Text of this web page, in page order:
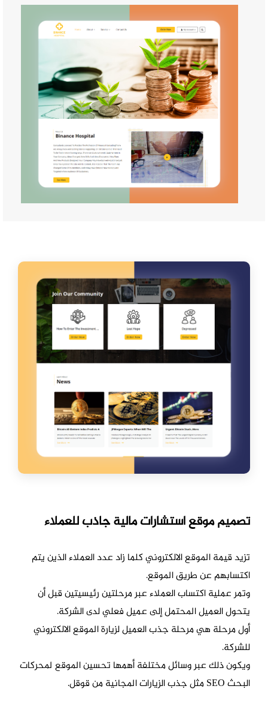
تصميم موقع استشارات مالية جاذب للعملاء
تزيد قيمة الموقع الالكتروني كلما زاد عدد العملاء الذين يتم
اكتسابهم عن طريق الموقع.
وتمر عملية اكتساب العملاء عبر مرحلتين رئيسيتين قبل أن
يتحول العميل المحتمل إلى عميل فعلي لدى الشركة.
أول مرحلة هي مرحلة جذب العميل لزيارة الموقع الالكتروني
للشركة.
ويكون ذلك عبر وسائل مختلفة أهمها تحسين الموقع لمحركات
البحث SEO مثل جذب الزيارات المجانية من قوقل.